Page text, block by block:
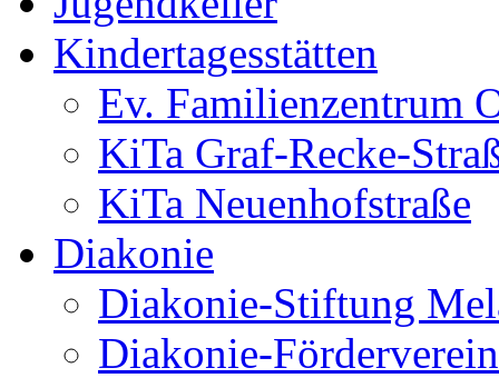
Kindertagesstätten
Ev. Familienzentrum
KiTa Graf-Recke-
KiTa Neuenhofstraße
Diakonie
Diakonie-Stiftung
Diakonie-